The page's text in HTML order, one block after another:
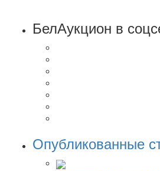
БелАукцион в
Опубликованные